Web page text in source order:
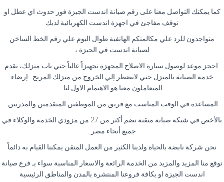
كما يمكنك التواصل معنا على رقم صيانة اندست الجيزة فور حدوث اي عطل او
توقف مفاجئ في اجهزة اندست الكهربائية لديك
متواجدون للرد علي مكالمتكم الهاتفية طوال اليوم علي رقم الخط الساخن
لصيانة اندست في الجيزة ،
احجز موعد لوصول سيارة الاصلاح المجهزة تجهيزاً عالياً حتي باب منزلك، نقدم
خدمة الصيانة بالمنزل حتي لاتضطر إلي الخروج من منزلك المريح . إرضاء
المتعاملون معنا هو الاهتمام الاول لنا.
المساعدة في الوقت المناسب مع فريق من الموظفين المتقدمين والمدربين.
بالأخص في شبكة صيانة متقنة تضم أكثر من 27 من مزودي الخدمة والوكلاء في
جميع أنحاء مصر .
نحن شركة نابضة بالحياة ولدينا الكثير من العمل المتقن يمكننا القيام به دائماً
توقع منا المزيد والمزيد من الخدمة الرائعة والاسعار المناسبة سواء بـ فرع صيانة
اندست الجيزة او بكافة فروعنا المنتشرة بالمدن والمناطق الرئيسية